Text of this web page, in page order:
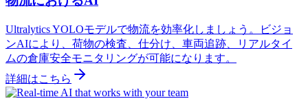
Ultralytics YOLOモデルで物流を効率化しましょう。ビジョ
ンAIにより、荷物の検査、仕分け、車両追跡、リアルタイ
ムの倉庫安全モニタリングが可能になります。
詳細はこちら